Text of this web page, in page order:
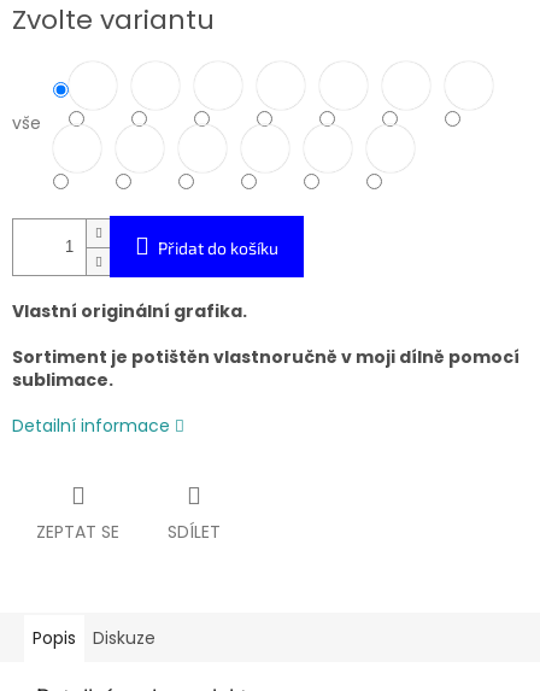
cena:
Zvolte variantu
vše
Přidat do košíku
Vlastní originální grafika.
Sortiment je potištěn vlastnoručně v moji dílně pomocí
sublimace.
Detailní informace
ZEPTAT SE SDÍLET
Popis Diskuze